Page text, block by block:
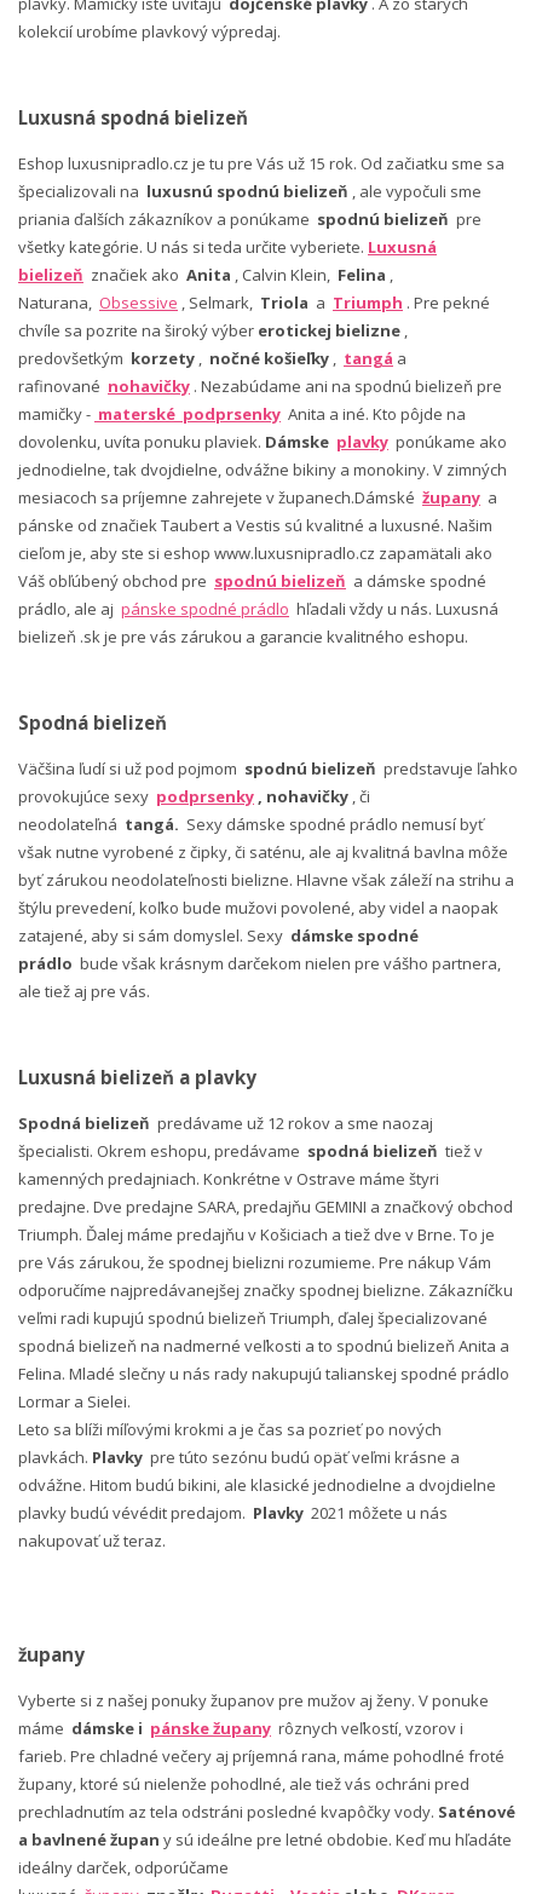
kolekcií urobíme plavkový výpredaj.
Luxusná spodná bielizeň
Eshop luxusnipradlo.cz je tu pre Vás už 15 rok. Od začiatku sme sa
špecializovali na luxusnú spodnú bielizeň , ale vypočuli sme
priania ďalších zákazníkov a ponúkame spodnú bielizeň pre
všetky kategórie. U nás si teda určite vyberiete. Luxusná
bielizeň značiek ako Anita , Calvin Klein, Felina ,
Naturana, Obsessive , Selmark, Triola a Triumph . Pre pekné
chvíle sa pozrite na široký výber erotickej bielizne ,
predovšetkým korzety , nočné košieľky , tangá a
rafinované nohavičky . Nezabúdame ani na spodnú bielizeň pre
mamičky - materské podprsenky Anita a iné. Kto pôjde na
dovolenku, uvíta ponuku plaviek. Dámske plavky ponúkame ako
jednodielne, tak dvojdielne, odvážne bikiny a monokiny. V zimných
mesiacoch sa príjemne zahrejete v županech.Dámské župany a
pánske od značiek Taubert a Vestis sú kvalitné a luxusné. Našim
cieľom je, aby ste si eshop www.luxusnipradlo.cz zapamätali ako
Váš obľúbený obchod pre spodnú bielizeň a dámske spodné
prádlo, ale aj pánske spodné prádlo hľadali vždy u nás. Luxusná
bielizeň .sk je pre vás zárukou a garancie kvalitného eshopu.
Spodná bielizeň
Väčšina ľudí si už pod pojmom spodnú bielizeň predstavuje ľahko
provokujúce sexy podprsenky , nohavičky , či
neodolateľná tangá. Sexy dámske spodné prádlo nemusí byť
však nutne vyrobené z čipky, či saténu, ale aj kvalitná bavlna môže
byť zárukou neodolateľnosti bielizne. Hlavne však záleží na strihu a
štýlu prevedení, koľko bude mužovi povolené, aby videl a naopak
zatajené, aby si sám domyslel. Sexy dámske spodné
prádlo bude však krásnym darčekom nielen pre vášho partnera,
ale tiež aj pre vás.
Luxusná bielizeň a plavky
Spodná bielizeň predávame už 12 rokov a sme naozaj
špecialisti. Okrem eshopu, predávame spodná bielizeň tiež v
kamenných predajniach. Konkrétne v Ostrave máme štyri
predajne. Dve predajne SARA, predajňu GEMINI a značkový obchod
Triumph. Ďalej máme predajňu v Košiciach a tiež dve v Brne. To je
pre Vás zárukou, že spodnej bielizni rozumieme. Pre nákup Vám
odporučíme najpredávanejšej značky spodnej bielizne. Zákazníčku
veľmi radi kupujú spodnú bielizeň Triumph, ďalej špecializované
spodná bielizeň na nadmerné veľkosti a to spodnú bielizeň Anita a
Felina. Mladé slečny u nás rady nakupujú talianskej spodné prádlo
Lormar a Sielei.
Leto sa blíži míľovými krokmi a je čas sa pozrieť po nových
plavkách. Plavky pre túto sezónu budú opäť veľmi krásne a
odvážne. Hitom budú bikini, ale klasické jednodielne a dvojdielne
plavky budú vévédit predajom. Plavky 2021 môžete u nás
nakupovať už teraz.
župany
Vyberte si z našej ponuky županov pre mužov aj ženy. V ponuke
máme dámske i pánske župany rôznych veľkostí, vzorov i
farieb. Pre chladné večery aj príjemná rana, máme pohodlné froté
župany, ktoré sú nielenže pohodlné, ale tiež vás ochráni pred
prechladnutím az tela odstráni posledné kvapôčky vody. Saténové
a bavlnené župan y sú ideálne pre letné obdobie. Keď mu hľadáte
ideálny darček, odporúčame